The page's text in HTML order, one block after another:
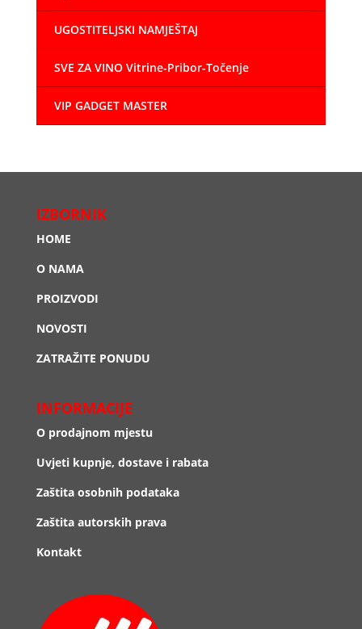
UGOSTITELJSKI NAMJEŠTAJ
SVE ZA VINO Vitrine-Pribor-Točenje
VIP GADGET MASTER
IZBORNIK
HOME
O NAMA
PROIZVODI
NOVOSTI
ZATRAŽITE PONUDU
INFORMACIJE
O prodajnom mjestu
Uvjeti kupnje, dostave i rabata
Zaštita osobnih podataka
Zaštita autorskih prava
Kontakt